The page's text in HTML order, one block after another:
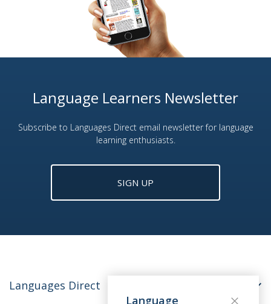
Language Learners Newsletter
Subscribe to Languages Direct email newsletter for language
learning enthusiasts.
SIGN UP
Languages Direct
Language